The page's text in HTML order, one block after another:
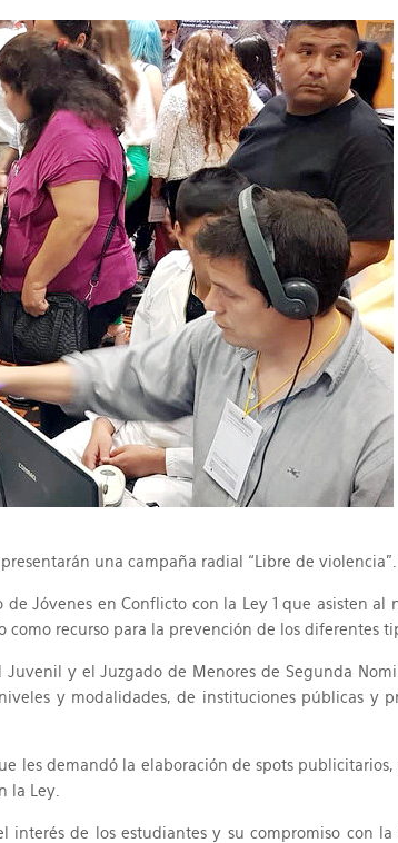
una campaña radial “Libre de
Jóvenes en Conflicto con la Ley 1 que asisten
recurso para la prevención de los diferentes
Juvenil y el Juzgado de Menores de Segunda
y modalidades, de instituciones públicas y
les demandó la elaboración de spots
la Ley.
interés de los estudiantes y su compromiso con